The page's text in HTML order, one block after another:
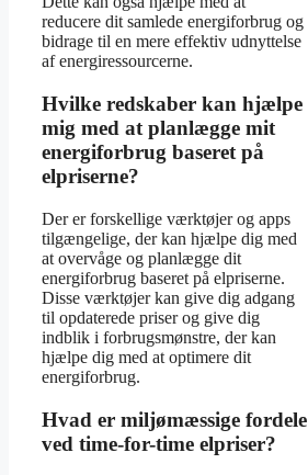
reducere dit samlede energiforbrug og
bidrage til en mere effektiv udnyttelse
af energiressourcerne.
Hvilke redskaber kan hjælpe
mig med at planlægge mit
energiforbrug baseret på
elpriserne?
Der er forskellige værktøjer og apps
tilgængelige, der kan hjælpe dig med
at overvåge og planlægge dit
energiforbrug baseret på elpriserne.
Disse værktøjer kan give dig adgang
til opdaterede priser og give dig
indblik i forbrugsmønstre, der kan
hjælpe dig med at optimere dit
energiforbrug.
Hvad er miljømæssige fordele
ved time-for-time elpriser?